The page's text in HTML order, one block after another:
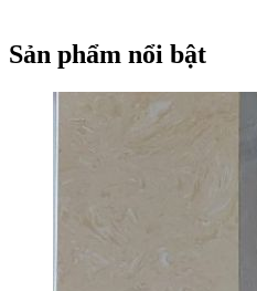
Sản phẩm nổi bật